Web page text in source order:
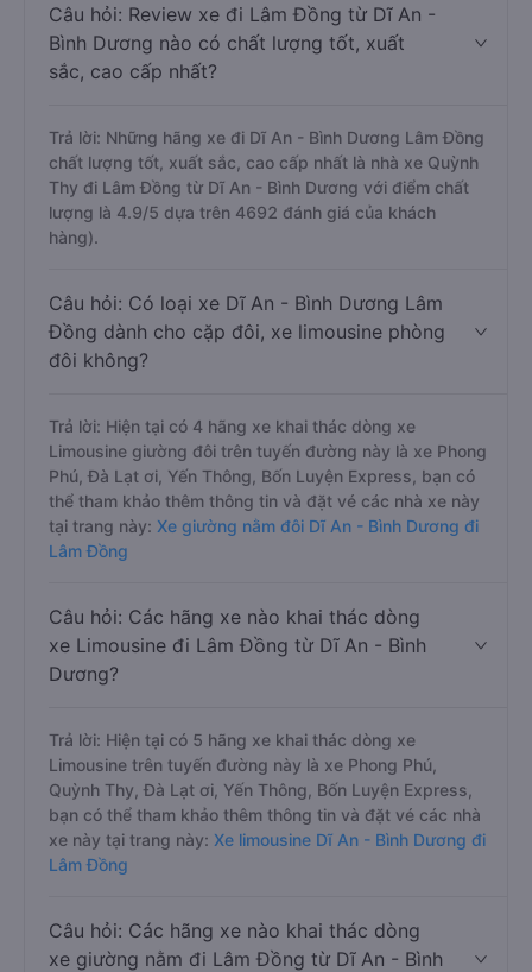
Câu hỏi: Review xe đi Lâm Đồng từ Dĩ An -
Bình Dương nào có chất lượng tốt, xuất
sắc, cao cấp nhất?
Trả lời: Những hãng xe đi Dĩ An - Bình Dương Lâm Đồng
chất lượng tốt, xuất sắc, cao cấp nhất là nhà xe Quỳnh
Thy đi Lâm Đồng từ Dĩ An - Bình Dương với điểm chất
lượng là 4.9/5 dựa trên 4692 đánh giá của khách
hàng).
Câu hỏi: Có loại xe Dĩ An - Bình Dương Lâm
Đồng dành cho cặp đôi, xe limousine phòng
đôi không?
Trả lời: Hiện tại có 4 hãng xe khai thác dòng xe
Limousine giường đôi trên tuyến đường này là xe Phong
Phú, Đà Lạt ơi, Yến Thông, Bốn Luyện Express, bạn có
thể tham khảo thêm thông tin và đặt vé các nhà xe này
tại trang này: Xe giường nằm đôi Dĩ An - Bình Dương đi
Lâm Đồng
Câu hỏi: Các hãng xe nào khai thác dòng
xe Limousine đi Lâm Đồng từ Dĩ An - Bình
Dương?
Trả lời: Hiện tại có 5 hãng xe khai thác dòng xe
Limousine trên tuyến đường này là xe Phong Phú,
Quỳnh Thy, Đà Lạt ơi, Yến Thông, Bốn Luyện Express,
bạn có thể tham khảo thêm thông tin và đặt vé các nhà
xe này tại trang này: Xe limousine Dĩ An - Bình Dương đi
Lâm Đồng
Câu hỏi: Các hãng xe nào khai thác dòng
xe giường nằm đi Lâm Đồng từ Dĩ An - Bình